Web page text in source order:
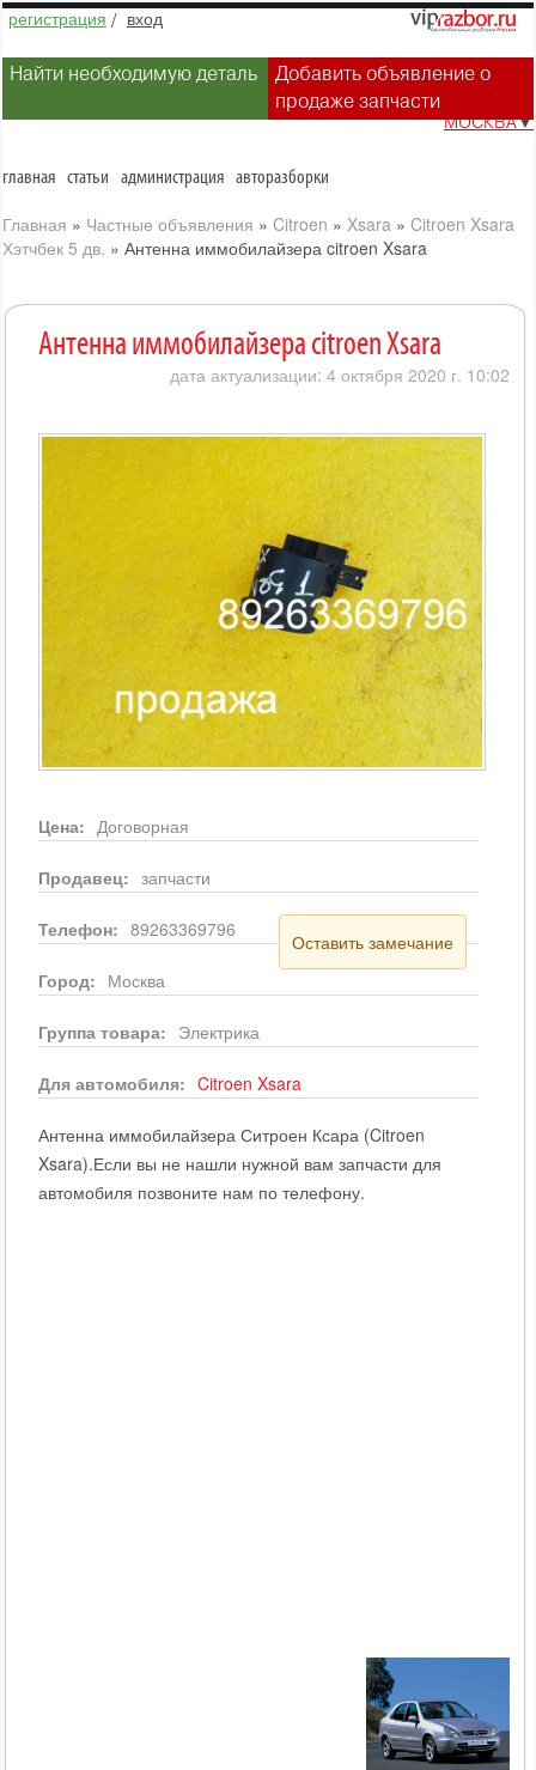
регистрация / вход
Найти необходимую деталь
Добавить объявление о
продаже запчасти
МОСКВА▼
главная статьи администрация авторазборки
Главная » Частные объявления » Citroen » Xsara » Citroen Xsara
Хэтчбек 5 дв. » Антенна иммобилайзера citroen Xsara
Антенна иммобилайзера citroen Xsara
дата актуализации: 4 октября 2020 г. 10:02
Цена: Договорная
Продавец: запчасти
Телефон: 89263369796
Оставить замечание
Город: Москва
Группа товара: Электрика
Для автомобиля: Citroen Xsara
Антенна иммобилайзера Ситроен Ксара (Citroen
Xsara).Если вы не нашли нужной вам запчасти для
автомобиля позвоните нам по телефону.